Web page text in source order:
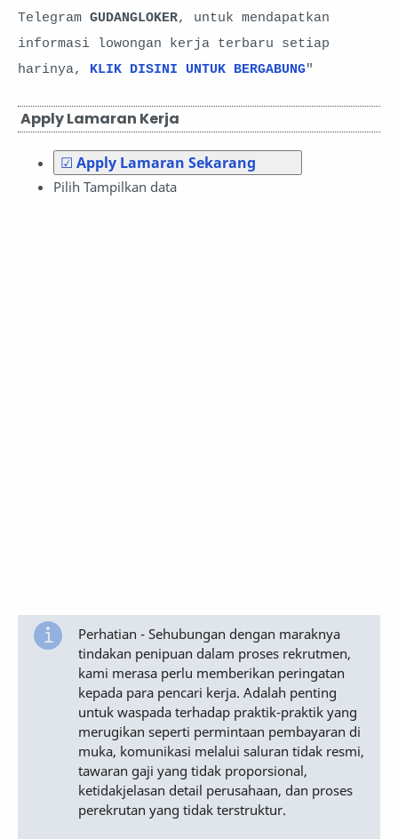
Telegram GUDANGLOKER, untuk mendapatkan
informasi lowongan kerja terbaru setiap
harinya, KLIK DISINI UNTUK BERGABUNG"
Apply Lamaran Kerja
☑ Apply Lamaran Sekarang
Pilih Tampilkan data
Perhatian - Sehubungan dengan maraknya
tindakan penipuan dalam proses rekrutmen,
kami merasa perlu memberikan peringatan
kepada para pencari kerja. Adalah penting
untuk waspada terhadap praktik-praktik yang
merugikan seperti permintaan pembayaran di
muka, komunikasi melalui saluran tidak resmi,
tawaran gaji yang tidak proporsional,
ketidakjelasan detail perusahaan, dan proses
perekrutan yang tidak terstruktur.